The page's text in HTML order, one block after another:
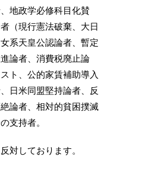
地政学必修科目化賛
（現行憲法破棄、大日
系天皇公認論者、暫定
論者、消費税廃止論
ト、公的家賃補助導入
日米同盟堅持論者、反
論者、相対的貧困撲滅
支持者。
対しております。